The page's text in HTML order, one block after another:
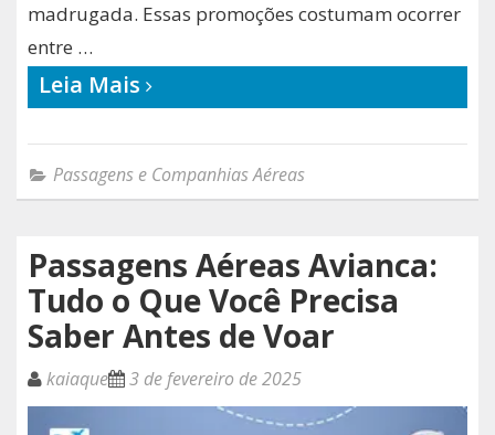
madrugada. Essas promoções costumam ocorrer
entre …
Leia Mais
Passagens e Companhias Aéreas
Passagens Aéreas Avianca:
Tudo o Que Você Precisa
Saber Antes de Voar
kaiaque 3 de fevereiro de 2025